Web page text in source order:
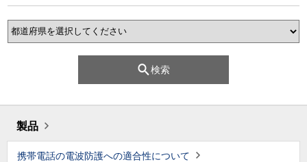
検索
製品
携帯電話の電波防護への適合性について